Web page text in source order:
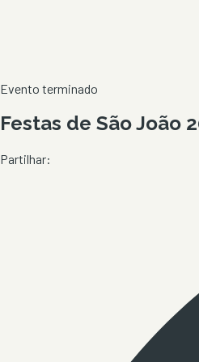
Evento terminado
Festas de São João
Partilhar: